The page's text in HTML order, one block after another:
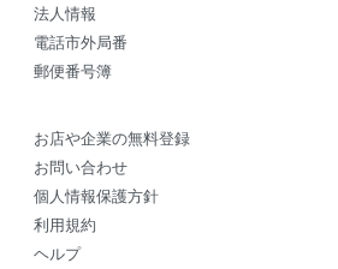
法人情報
電話市外局番
郵便番号簿
お店や企業の無料登録
お問い合わせ
個人情報保護方針
利用規約
ヘルプ